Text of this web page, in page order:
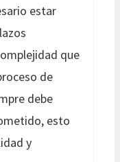
estar
que
de
debe
esto
y